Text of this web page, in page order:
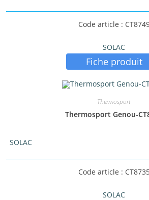
Code article :
SOLAC
Fiche produit
Thermosport
Thermosport Genou-
SOLAC
Code article :
SOLAC